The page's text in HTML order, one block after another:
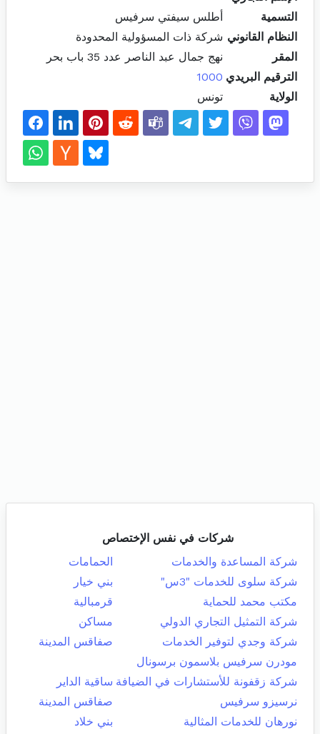
التسمية
أطلس سيفتي سرفيس
النظام القانوني شركة ذات المسؤولية المحدودة
المقر
نهج جمال عبد الناصر عدد 35 باب بحر
الترقيم البريدي 1000
الولاية
تونس
شركات في نفس الإختصاص
شركة المساعدة والخدمات
الحمامات
شركة سلوى للخدمات "3س"
بني خيار
مكتب محمد للحماية
قرمبالية
شركة التمثيل التجاري الدولي
مساكن
شركة وجدي لتوفير الخدمات
صفاقس المدينة
مودرن سرفيس بلاسمون برسونال
شركة زقفونة للأستشارات في الضيافة ساقية الداير
نرسيزو سرفيس
صفاقس المدينة
نورهان للخدمات المثالية
بني خلاد